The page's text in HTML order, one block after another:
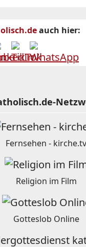
auch hier:
Fernsehen - kirche.tv
Religion im Film
Gotteslob Online